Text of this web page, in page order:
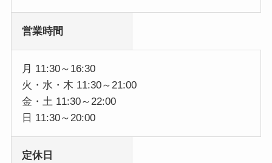
営業時間
月 11:30～16:30
火・水・木 11:30～21:00
金・土 11:30～22:00
日 11:30～20:00
定休日